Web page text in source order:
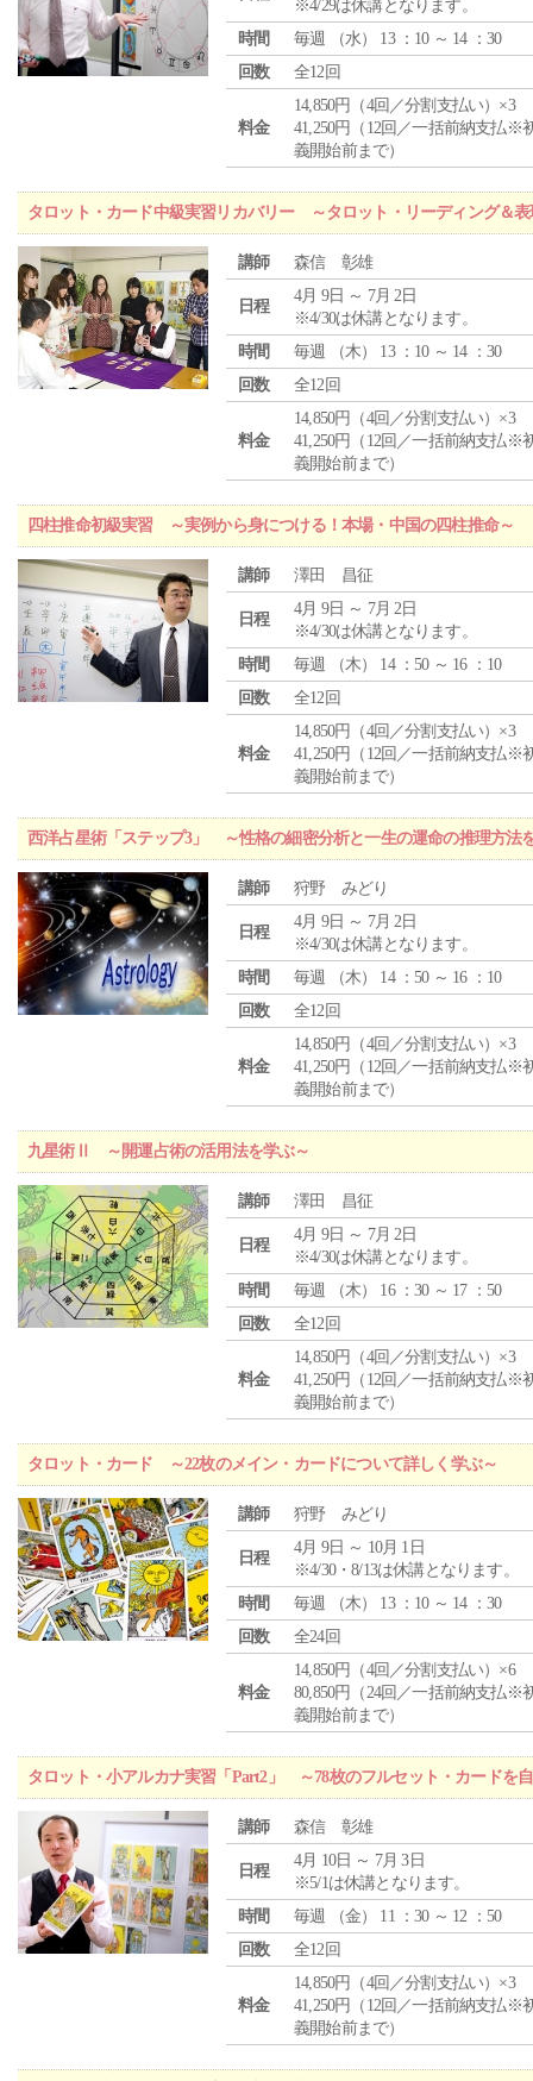
※4/29は休講となります。
時間
毎週 （水） 13 ：10 ～ 14 ：30
回数
全12回
料金
14,850円（4回／分割支払い）×3
41,250円（12回／一括前納支払※
義開始前まで）
タロット・カード中級実習リカバリー ～タロット・リーディング＆
講師 森信 彰雄
日程
4月 9日 ～ 7月 2日
※4/30は休講となります。
時間
毎週 （木） 13 ：10 ～ 14 ：30
回数
全12回
料金
14,850円（4回／分割支払い）×3
41,250円（12回／一括前納支払※
義開始前まで）
四柱推命初級実習 ～実例から身につける！本場・中国の四柱推命～
講師 澤田 昌征
日程
4月 9日 ～ 7月 2日
※4/30は休講となります。
時間
毎週 （木） 14 ：50 ～ 16 ：10
回数
全12回
料金
14,850円（4回／分割支払い）×3
41,250円（12回／一括前納支払※
義開始前まで）
西洋占星術「ステップ3」 ～性格の細密分析と一生の運命の推理方法
講師 狩野 みどり
日程
4月 9日 ～ 7月 2日
※4/30は休講となります。
時間
毎週 （木） 14 ：50 ～ 16 ：10
回数
全12回
料金
14,850円（4回／分割支払い）×3
41,250円（12回／一括前納支払※
義開始前まで）
九星術Ⅱ ～開運占術の活用法を学ぶ～
講師 澤田 昌征
日程
4月 9日 ～ 7月 2日
※4/30は休講となります。
時間
毎週 （木） 16 ：30 ～ 17 ：50
回数
全12回
料金
14,850円（4回／分割支払い）×3
41,250円（12回／一括前納支払※
義開始前まで）
タロット・カード ～22枚のメイン・カードについて詳しく学ぶ～
講師 狩野 みどり
日程
4月 9日 ～ 10月 1日
※4/30・8/13は休講となります。
時間
毎週 （木） 13 ：10 ～ 14 ：30
回数
全24回
料金
14,850円（4回／分割支払い）×6
80,850円（24回／一括前納支払※
義開始前まで）
タロット・小アルカナ実習「Part2」 ～78枚のフルセット・カードを
講師 森信 彰雄
日程
4月 10日 ～ 7月 3日
※5/1は休講となります。
時間
毎週 （金） 11 ：30 ～ 12 ：50
回数
全12回
料金
14,850円（4回／分割支払い）×3
41,250円（12回／一括前納支払※
義開始前まで）